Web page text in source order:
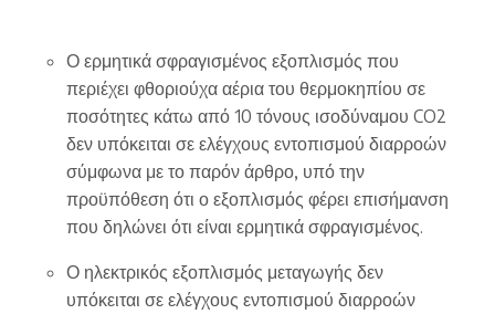
Ο ερμητικά σφραγισμένος εξοπλισμός που
περιέχει φθοριούχα αέρια του θερμοκηπίου σε
ποσότητες κάτω από 10 τόνους ισοδύναμου CO2
δεν υπόκειται σε ελέγχους εντοπισμού διαρροών
σύμφωνα με το παρόν άρθρο, υπό την
προϋπόθεση ότι ο εξοπλισμός φέρει επισήμανση
που δηλώνει ότι είναι ερμητικά σφραγισμένος.
Ο ηλεκτρικός εξοπλισμός μεταγωγής δεν
υπόκειται σε ελέγχους εντοπισμού διαρροών